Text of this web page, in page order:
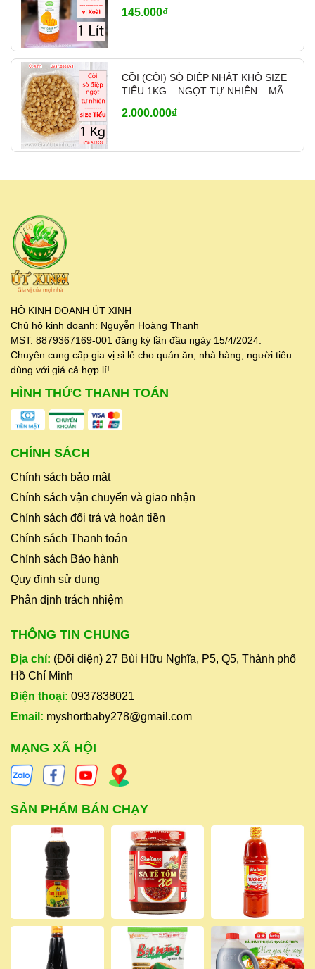
145.000₫
CỒI (CÒI) SÒ ĐIỆP NHẬT KHÔ SIZE
TIỂU 1KG – NGỌT TỰ NHIÊN – MÃ
2.000.000₫
HỘ KINH DOANH ÚT XINH
Chủ hộ kinh doanh: Nguyễn Hoàng Thanh
MST: 8879367169-001 đăng ký lần đầu ngày 15/4/2024.
Chuyên cung cấp gia vị sỉ lẻ cho quán ăn, nhà hàng, người tiêu
dùng với giá cả hợp lí!
HÌNH THỨC THANH TOÁN
CHÍNH SÁCH
Chính sách bảo mật
Chính sách vận chuyển và giao nhận
Chính sách đổi trả và hoàn tiền
Chính sách Thanh toán
Chính sách Bảo hành
Quy định sử dụng
Phân định trách nhiệm
THÔNG TIN CHUNG
Địa chỉ: (Đối diện) 27 Bùi Hữu Nghĩa, P5, Q5, Thành phố
Hồ Chí Minh
Điện thoại: 0937838021
Email: myshortbaby278@gmail.com
MẠNG XÃ HỘI
SẢN PHẨM BÁN CHẠY